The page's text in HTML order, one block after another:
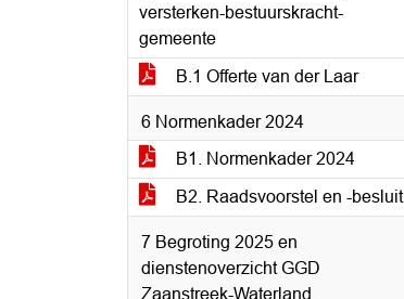
versterken-bestuurskracht-
gemeente
B.1 Offerte van der Laar
6 Normenkader 2024
B1. Normenkader 2024
B2. Raadsvoorstel en -besluit
7 Begroting 2025 en
dienstenoverzicht GGD
Zaanstreek-Waterland